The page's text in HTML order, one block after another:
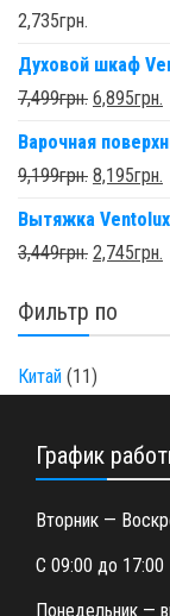
2,735грн.
Духовой шкаф
7,499грн. 6,895грн.
Варочная
9,199грн. 8,195грн.
Вытяжка Ventolux
3,449грн. 2,745грн.
Фильтр по
Китай (11)
График
Вторник —
С 09:00 до 17:00
Понедельник —